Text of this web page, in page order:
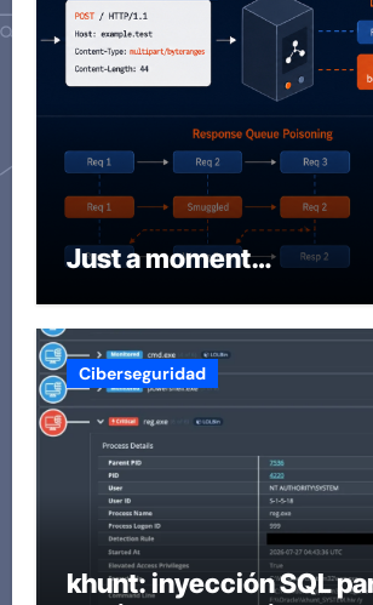
Just a moment…
Ciberseguridad
khunt: inyección SQL